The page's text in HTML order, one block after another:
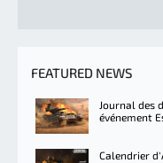
FEATURED NEWS
Journal des
événement
Calendrier